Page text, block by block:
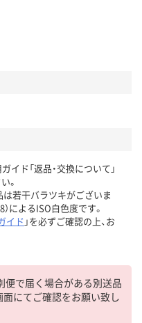
イド「返品・交換について」
。
若干バラツキがございま
によるISO白色度です。
イド 」を必ずご確認の上、お
便で届く場合がある別送品
にてご確認をお願い致し